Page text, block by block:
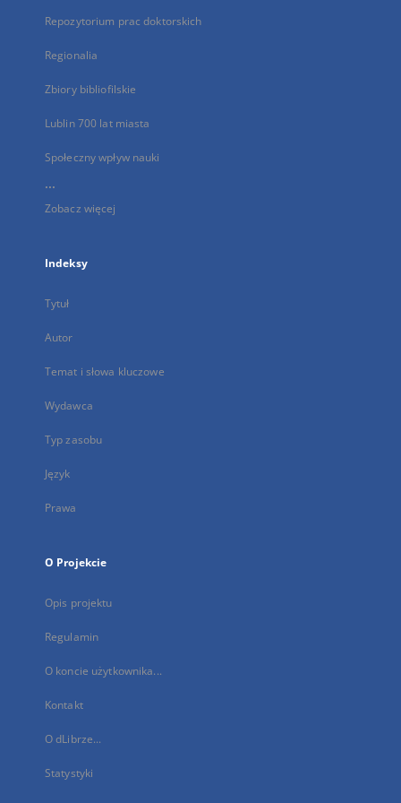
Repozytorium prac doktorskich
Regionalia
Zbiory bibliofilskie
Lublin 700 lat miasta
Społeczny wpływ nauki
...
Zobacz więcej
Indeksy
Tytuł
Autor
Temat i słowa kluczowe
Wydawca
Typ zasobu
Język
Prawa
O Projekcie
Opis projektu
Regulamin
O koncie użytkownika...
Kontakt
O dLibrze...
Statystyki